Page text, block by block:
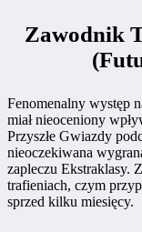
Zawodnik
Fenomenalny występ
miał nieoceniony
Przyszłe Gwiazdy
nieoczekiwana
zapleczu Ekstraklasy.
trafieniach, czym
sprzed kilku miesięcy.